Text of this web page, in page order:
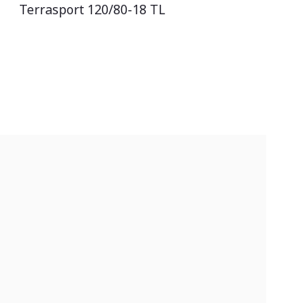
Terrasport 120/80-18 TL